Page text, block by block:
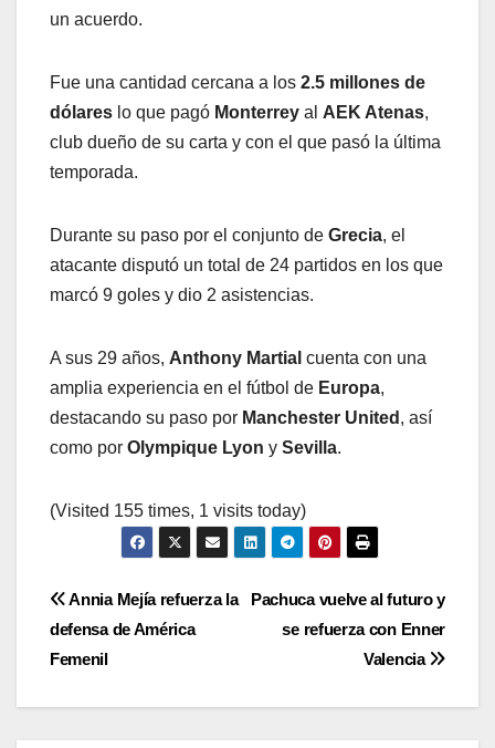
un acuerdo.
Fue una cantidad cercana a los 2.5 millones de
dólares lo que pagó Monterrey al AEK Atenas,
club dueño de su carta y con el que pasó la última
temporada.
Durante su paso por el conjunto de Grecia, el
atacante disputó un total de 24 partidos en los que
marcó 9 goles y dio 2 asistencias.
A sus 29 años, Anthony Martial cuenta con una
amplia experiencia en el fútbol de Europa,
destacando su paso por Manchester United , así
como por Olympique Lyon y Sevilla.
(Visited 155 times, 1 visits today)
Navegación
de
entradas
Pachuca vuelve al futuro y
se refuerza con Enner
Valencia
Annia Mejía refuerza la
defensa de América
Femenil